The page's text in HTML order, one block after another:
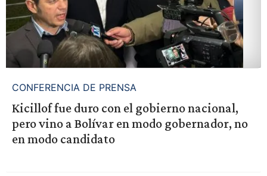
CONFERENCIA DE PRENSA
Kicillof fue duro con el gobierno nacional,
pero vino a Bolívar en modo gobernador, no
en modo candidato